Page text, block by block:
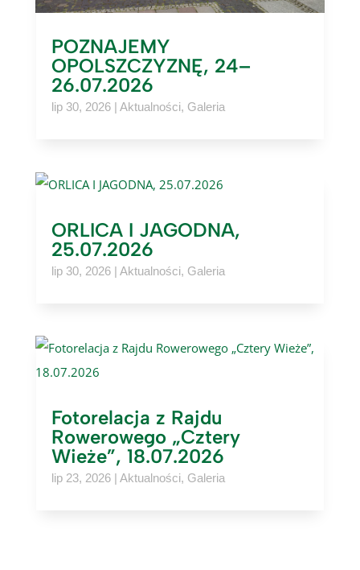
POZNAJEMY
OPOLSZCZYZNĘ, 24–
26.07.2026
lip 30, 2026| Aktualności, Galeria
ORLICA I JAGODNA,
25.07.2026
lip 30, 2026| Aktualności, Galeria
Fotorelacja z Rajdu
Rowerowego „Cztery
Wieże”, 18.07.2026
lip 23, 2026| Aktualności, Galeria